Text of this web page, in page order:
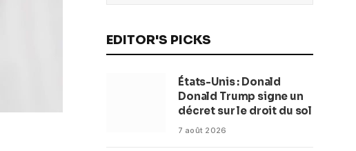
EDITOR'S PICKS
États-Unis : Donald
Donald Trump signe un
décret sur le droit du sol
7 août 2026